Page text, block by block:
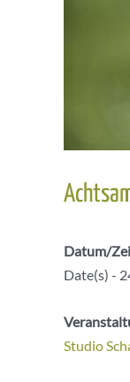
Datum/
Date(s) -
Studio